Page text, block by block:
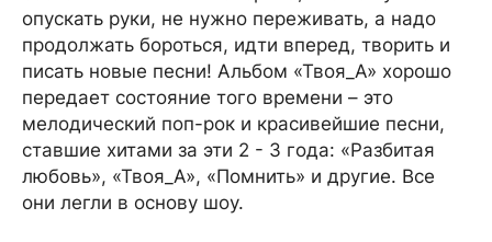
опускать руки, не нужно переживать, а надо
продолжать бороться, идти вперед, творить и
писать новые песни! Альбом «Твоя_А» хорошо
передает состояние того времени – это
мелодический поп-рок и красивейшие песни,
ставшие хитами за эти 2 - 3 года: «Разбитая
любовь», «Твоя_А», «Помнить» и другие. Все
они легли в основу шоу.